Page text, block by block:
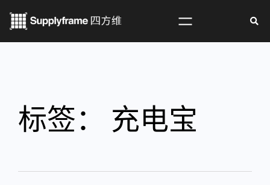
标签： 充电宝